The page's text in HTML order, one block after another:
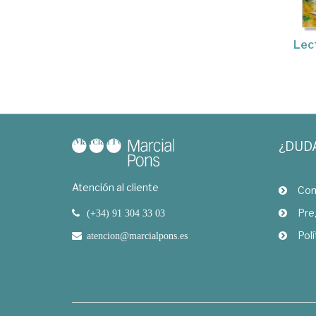
Atención al cliente
(+34) 91 304 33 03
atencion@marcialpons.es